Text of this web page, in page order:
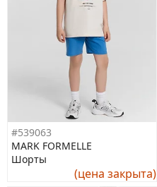
#539063
MARK FORMELLE
Шорты
(цена закрыта)